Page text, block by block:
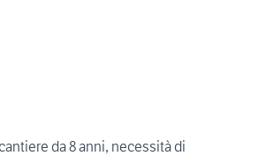
da 8 anni, necessità di